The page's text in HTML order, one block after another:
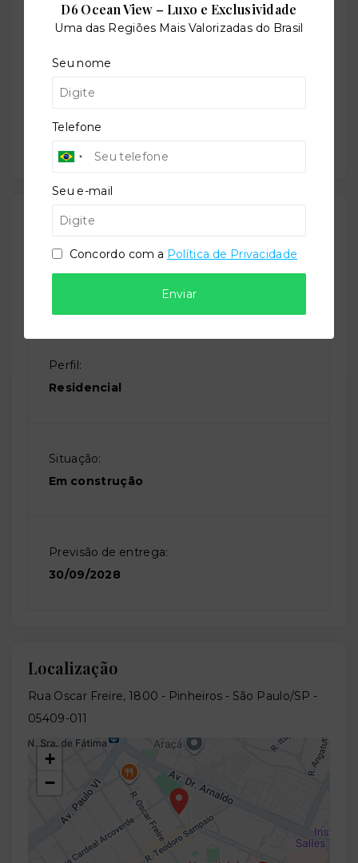
Piscina infantil
Salão de festas
Outras Informações
Referência:
Perfil:
Residencial
Situação:
Em construção
Previsão de entrega:
30/09/2028
Localização
Rua Oscar Freire, 1800 - Pinheiros - São Paulo/SP -
05409-011
+
−
D6 Ocean View – Luxo e Exclusividade
Uma das Regiões Mais Valorizadas do Brasil
Seu nome
Telefone
Seu e-mail
Concordo com a Política de Privacidade
Enviar